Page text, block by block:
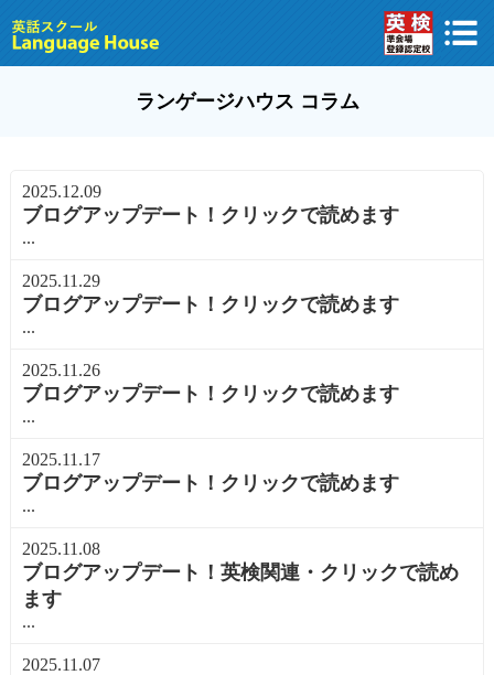
ランゲージハウス コラム
2025.12.09
ブログアップデート！クリックで読めます
...
2025.11.29
ブログアップデート！クリックで読めます
...
2025.11.26
ブログアップデート！クリックで読めます
...
2025.11.17
ブログアップデート！クリックで読めます
...
2025.11.08
ブログアップデート！英検関連・クリックで読め
ます
...
2025.11.07